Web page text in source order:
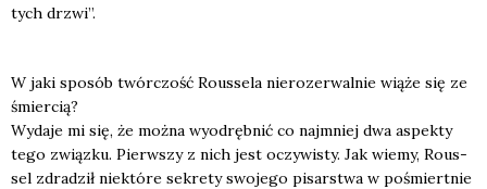
tych drzwi”.
W jaki spo­sób twór­czość Rous­se­la nie­ro­ze­rwal­nie wią­że się ze
śmier­cią?
Wyda­je mi się, że moż­na wyod­ręb­nić co naj­mniej dwa aspek­ty
tego związ­ku. Pierw­szy z nich jest oczy­wi­sty. Jak wie­my, Rous­
sel zdra­dził nie­któ­re sekre­ty swo­je­go pisar­stwa w pośmiert­nie